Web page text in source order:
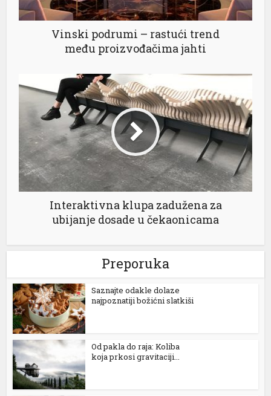
Vinski podrumi – rastući trend
među proizvođačima jahti
Interaktivna klupa zadužena za
ubijanje dosade u čekaonicama
Preporuka
Saznajte odakle dolaze
najpoznatiji božićni slatkiši
Od pakla do raja: Koliba
koja prkosi gravitaciji...